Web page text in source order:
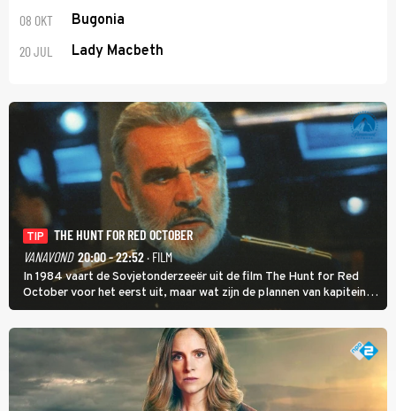
08 OKT Bugonia
20 JUL Lady Macbeth
TIP
THE HUNT FOR RED OCTOBER
VANAVOND 20:00 - 22:52· FILM
In 1984 vaart de Sovjetonderzeeër uit de film The Hunt for Red
October voor het eerst uit, maar wat zijn de plannen van kapitein
Marko Ramius?